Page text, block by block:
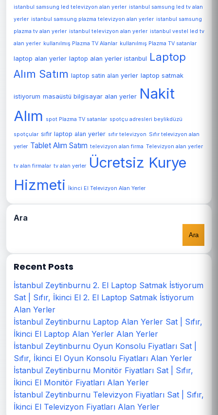
istanbul samsung led televizyon alan yerler istanbul samsung led tv alan
yerler istanbul samsung plazma televizyon alan yerler istanbul samsung
plazma tv alan yerler istanbul televizyon alan yerler istanbul vestel led tv
alan yerler kullanılmış Plazma TV Alanlar kullanılmış Plazma TV satanlar
laptop alan yerler laptop alan yerler istanbul Laptop
Alım Satım laptop satin alan yerler laptop satmak
istiyorum masaüstü bilgisayar alan yerler Nakit
Alım
spot Plazma TV satanlar spotçu adresleri beylikdüzü
spotçular sıfır laptop alan yerler sıfır televizyon Sıfır televizyon alan
yerler Tablet Alım Satım televizyon alan firma Televizyon alan yerler
tv alan firmalar tv alan yerler
Ücretsiz Kurye
Hizmeti
İkinci El Televizyon Alan Yerler
Ara
Ara
Recent Posts
İstanbul Zeytinburnu 2. El Laptop Satmak İstiyorum
Sat | Sıfır, İkinci El 2. El Laptop Satmak İstiyorum
Alan Yerler
İstanbul Zeytinburnu Laptop Alan Yerler Sat | Sıfır,
İkinci El Laptop Alan Yerler Alan Yerler
İstanbul Zeytinburnu Oyun Konsolu Fiyatları Sat |
Sıfır, İkinci El Oyun Konsolu Fiyatları Alan Yerler
İstanbul Zeytinburnu Monitör Fiyatları Sat | Sıfır,
İkinci El Monitör Fiyatları Alan Yerler
İstanbul Zeytinburnu Televizyon Fiyatları Sat | Sıfır,
İkinci El Televizyon Fiyatları Alan Yerler